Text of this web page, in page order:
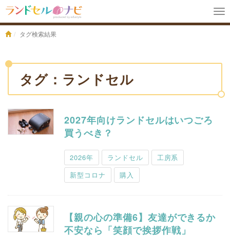
タグ検索結果
タグ：ランドセル
2027年向けランドセルはいつごろ
買うべき？
2026年 ランドセル
工房系
新型コロナ
購入
【親の心の準備6】友達ができるか
不安なら「笑顔で挨拶作戦」